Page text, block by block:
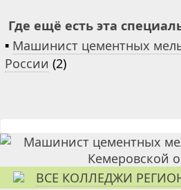
Где ещё есть эта
▪ Машинист цементных
России (2)
ВСЕ КОЛЛЕДЖИ